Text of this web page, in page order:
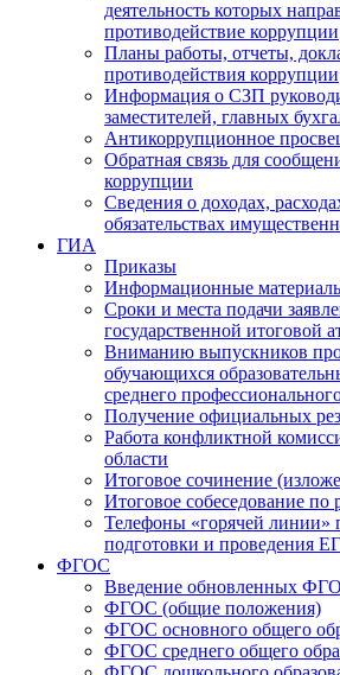
деятельность которых
противодействие коррупции
Планы работы, отчеты,
противодействия коррупции
Информация о СЗП
заместителей, главных
Антикоррупционное
Обратная связь для
коррупции
Сведения о доходах,
обязательствах
ГИА
Приказы
Информационные
Сроки и места подачи
государственной итоговой
Вниманию выпускников
обучающихся
среднего
Получение официальных
Работа конфликтной
области
Итоговое сочинение
Итоговое собеседование по
Телефоны «горячей линии»
подготовки и проведения
ФГОС
Введение обновленных
ФГОС (общие положения)
ФГОС основного общего
ФГОС среднего общего